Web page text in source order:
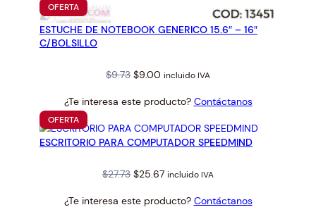
OFERTAPRODUCTO
EN
OFERTA
ESTUCHE DE NOTEBOOK GENERICO 15.6″ – 16″
C/BOLSILLO
$9.73 Original
was:
$9.00 Current
is:
incluido IVA
¿Te interesa este producto? Contáctanos
OFERTAPRODUCTO
EN
OFERTA
ESCRITORIO PARA COMPUTADOR SPEEDMIND
$27.73 Original
was:
$25.67Current
is:
incluido IVA
¿Te interesa este producto? Contáctanos